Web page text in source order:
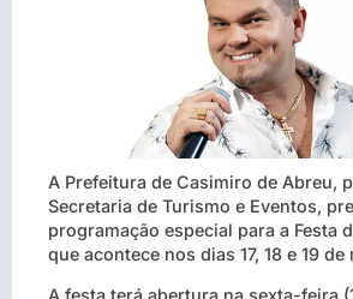
A Prefeitura de Casimiro de Abreu,
Secretaria de Turismo e Eventos,
programação especial para a Festa
que acontece nos dias 17, 18 e 19 de
A festa terá abertura na sexta-feira